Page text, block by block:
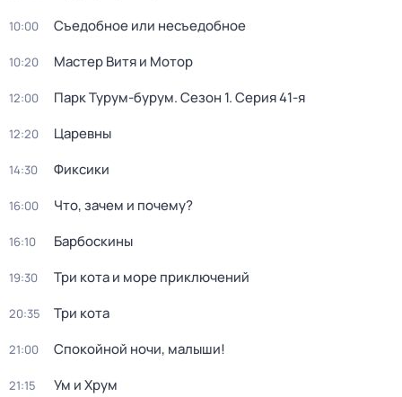
10:00 Съедобное или несъедобное
10:20 Мастер Витя и Мотор
12:00 Парк Турум-бурум. Сезон 1. Серия 41-я
12:20 Царевны
14:30 Фиксики
16:00 Что, зачем и почему?
16:10 Барбоскины
19:30 Три кота и море приключений
20:35 Три кота
21:00 Спокойной ночи, малыши!
21:15 Ум и Хрум